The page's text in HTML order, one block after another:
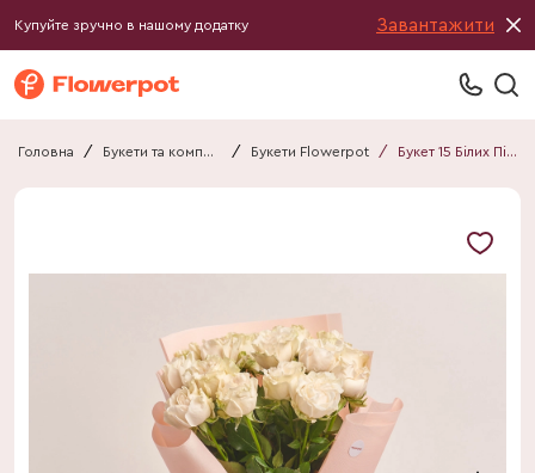
Купуйте зручно в нашому додатку Завантажити
Головна / Букети та композиції / Букети Flowerpot / Букет 15 Білих Піоновидних Троянд F525